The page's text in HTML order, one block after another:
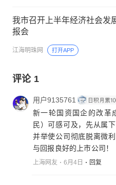
我市召开上半年经济社会发
报会
江海明珠网 打开APP
评论 1
用户9135761
新一轮国资国企的改革
民）可感可及，先从属
并举使公司彻底脱离微
与回报良好的上市公司！
上海网友 6月4日 回复